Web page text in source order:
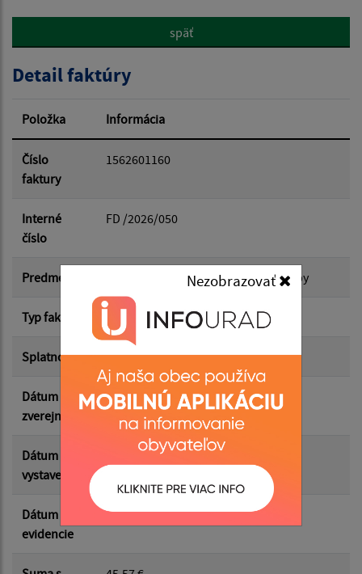
Nezobrazovať
Hľadať v:
Dátum od:
Dátum do:
Suma od:
Suma do:
Filtrovať Reset
späť
Detail faktúry
Položka Informácia
Číslo
faktury
1562601160
Interné
číslo
FD /2026/050
Predmet Vývoz TKO, prenájom zbernej nádoby
Typ faktúry dodávateľská
Splatnosť 24.04.2026
Dátum
zverejnenia
12.05.2026
Dátum
vystavenia
10.04.2026
Dátum
evidencie
31.03.2026